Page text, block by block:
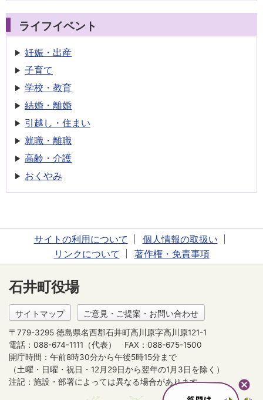
ライフイベント
妊娠・出産
子育て
学校・教育
結婚・離婚
引越し・住まい
就職・離職
高齢・介護
おくやみ
サイトの利用について
個人情報の取扱い
リンクについて
著作権・免責事項
石井町役場
サイトマップ ご意見・ご提案・お問い合わせ
〒779-3295 徳島県名西郡石井町高川原字高川原121-1
電話：088-674-1111（代表）
FAX：088-675-1500
開庁時間：午前8時30分から午後5時15分まで
（土曜・日曜・祝日・12月29日から翌年の1月3日を除く）
注記：施設・部署によっては異なる場合があります。